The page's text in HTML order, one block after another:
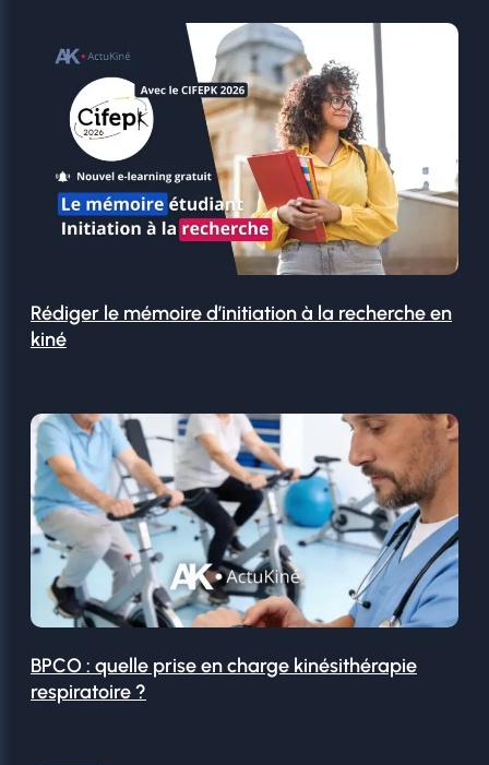
Rédiger le mémoire d’initiation à la recherche en
kiné
BPCO : quelle prise en charge kinésithérapie
respiratoire ?